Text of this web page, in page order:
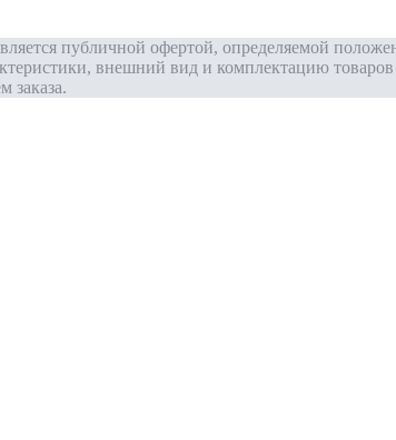
публичной офертой, определяемой
внешний вид и комплектацию
заказа.